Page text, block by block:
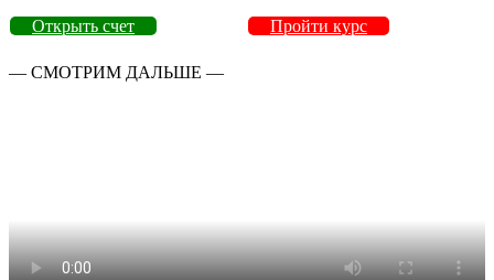
Открыть счет Пройти курс
— СМОТРИМ ДАЛЬШЕ —